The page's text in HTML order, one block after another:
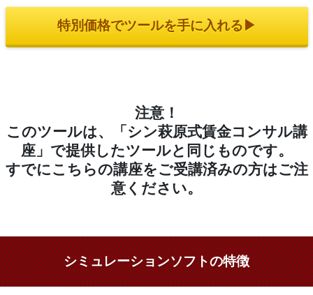
特別価格でツールを手に入れる▶︎
注意！
このツールは、「シン萩原式賃金コンサル講
座」で提供したツールと同じものです。
すでにこちらの講座をご受講済みの方はご注
意ください。
シミュレーションソフトの特徴